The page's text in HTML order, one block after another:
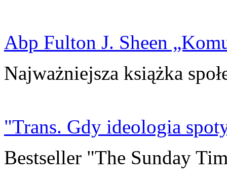
Abp Fulton J. Sheen
Najważniejsza książka
"Trans. Gdy ideologia
Bestseller "The Sunday